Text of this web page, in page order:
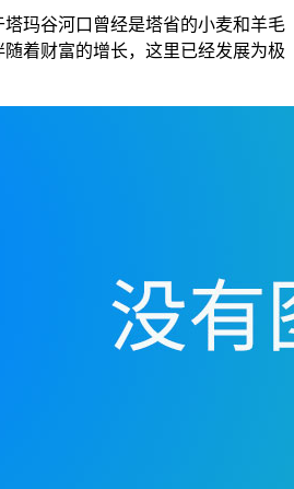
塔玛谷河口曾经是塔省的小麦和羊毛
着财富的增长，这里已经发展为极